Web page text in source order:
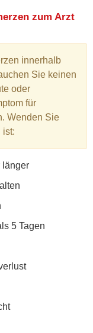
zum Arzt
innerhalb
Sie keinen
oder
für
Wenden Sie
ist:
länger
5 Tagen